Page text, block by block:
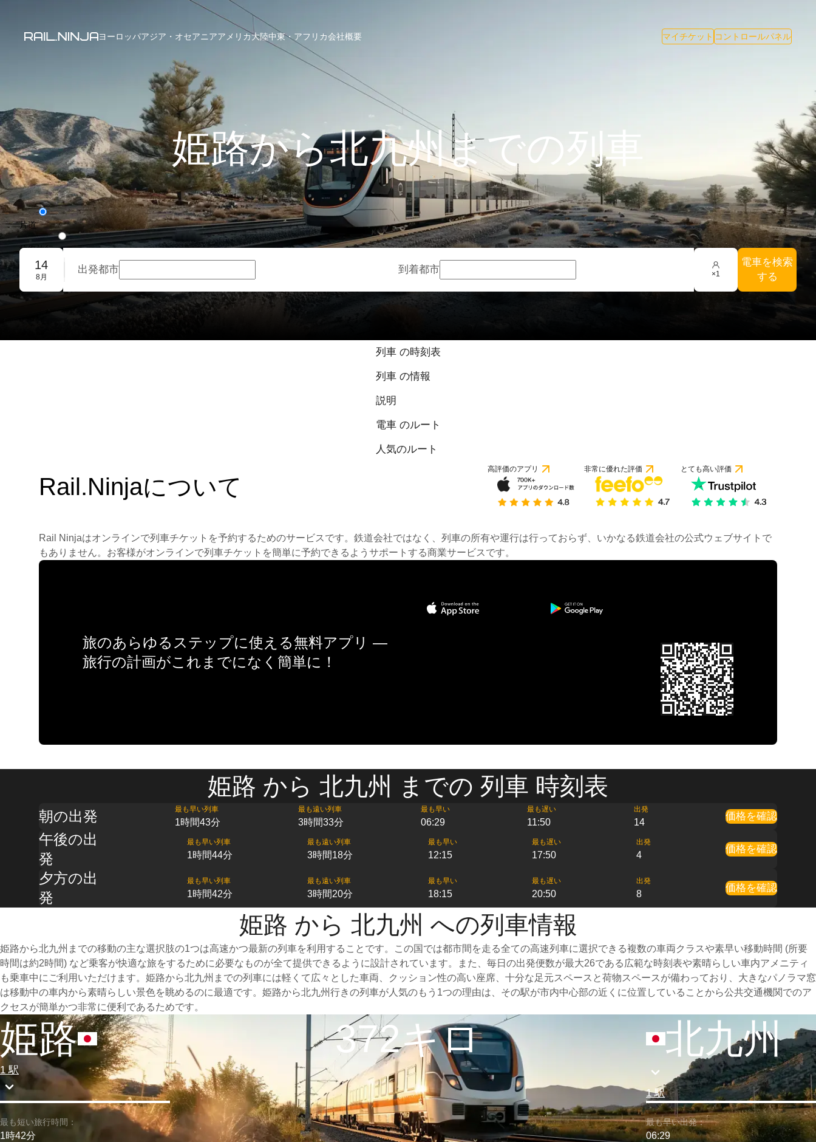
ヨーロッパアジア・オセアニアアメリカ大陸中東・アフリカ会社概要 マイチケット コントロールパネル
姫路から北九州までの列車
片道
往復旅行
団体予約
14
8月
出発都市 到着都市 ×1
電車を検索
する
列車 の時刻表
列車 の情報
説明
電車 のルート
人気のルート
Rail.Ninjaについて
高評価のアプリ 非常に優れた評価 とても高い評価
Rail Ninjaはオンラインで列車チケットを予約するためのサービスです。鉄道会社ではなく、列車の所有や運行は行っておらず、いかなる鉄道会社の公式ウェブサイトで
もありません。お客様がオンラインで列車チケットを簡単に予約できるようサポートする商業サービスです。
旅のあらゆるステップに使える無料アプリ —
旅行の計画がこれまでになく簡単に！
姫路 から 北九州 までの 列車 時刻表
朝の出発 最も早い列車
1時間43分
最も遠い列車
3時間33分
最も早い
06:29
最も遅い
11:50
出発
14
価格を確認
午後の出
発
最も早い列車
1時間44分
最も遠い列車
3時間18分
最も早い
12:15
最も遅い
17:50
出発
4
価格を確認
夕方の出
発
最も早い列車
1時間42分
最も遠い列車
3時間20分
最も早い
18:15
最も遅い
20:50
出発
8
価格を確認
姫路 から 北九州 への列車情報
姫路から北九州までの移動の主な選択肢の1つは高速かつ最新の列車を利用することです。この国では都市間を走る全ての高速列車に選択できる複数の車両クラスや素早い移動時間 (所要
時間は約2時間) など乗客が快適な旅をするために必要なものが全て提供できるように設計されています。また、毎日の出発便数が最大26である広範な時刻表や素晴らしい車内アメニティ
も乗車中にご利用いただけます。姫路から北九州までの列車には軽くて広々とした車両、クッション性の高い座席、十分な足元スペースと荷物スペースが備わっており、大きなパノラマ窓
は移動中の車内から素晴らしい景色を眺めるのに最適です。姫路から北九州行きの列車が人気のもう1つの理由は、その駅が市内中心部の近くに位置していることから公共交通機関でのア
クセスが簡単かつ非常に便利であるためです。
姫路
1 駅
372キロ 北九州
1 駅
最も短い旅行時間：
1時42分
最も早い出発：
06:29